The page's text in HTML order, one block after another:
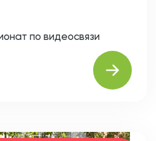
по видеосвязи